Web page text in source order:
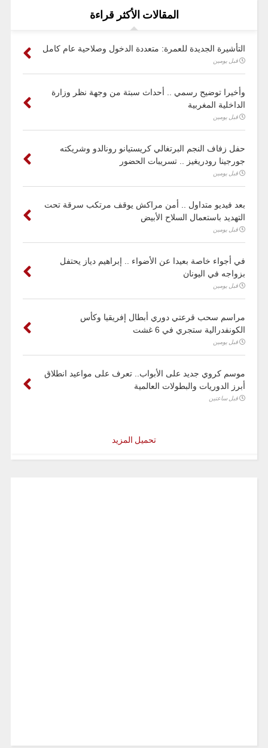
المقالات الأكثر قراءة
التأشيرة الجديدة للعمرة: متعددة الدخول وصلاحية عام كامل
قبل يومين
وأخيرا توضيح رسمي .. أحداث سبتة من وجهة نظر وزارة
الداخلية المغربية
قبل يومين
حفل زفاف النجم البرتغالي كريستيانو رونالدو وشريكته
جورجينا رودريغيز .. تسريبات الحضور
قبل يومين
بعد فيديو متداول .. أمن مراكش يوقف مرتكب سرقة تحت
التهديد باستعمال السلاح الأبيض
قبل يومين
في أجواء خاصة بعيدا عن الأضواء .. إبراهيم دياز يحتفل
بزواجه في اليونان
قبل يومين
مراسم سحب قرعتي دوري أبطال إفريقيا وكأس
الكونفدرالية ستجري في 6 غشت
قبل يومين
موسم كروي جديد على الأبواب.. تعرف على مواعيد انطلاق
أبرز الدوريات والبطولات العالمية
قبل ساعتين
تحميل المزيد